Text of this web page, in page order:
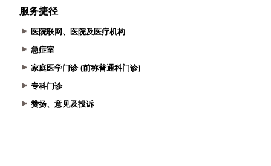
服务捷径
医院联网、医院及医疗机构
急症室
家庭医学门诊 (前称普通科门诊)
专科门诊
赞扬、意见及投诉